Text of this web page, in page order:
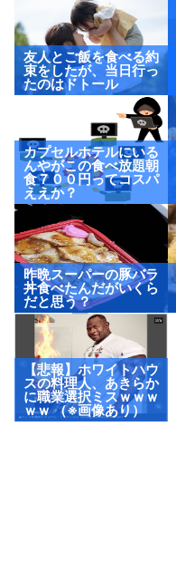
友人とご飯を食べる約
束をしたが、当日行っ
たのはドトール
カプセルホテルにいる
んやがこの食べ放題朝
食７００円ってコスパ
ええか？
昨晩スーパーの豚バラ
丼食べたんだがいくら
だと思う？
【悲報】ホワイトハウ
スの料理人、あきらか
に職業選択ミスｗｗｗ
ｗｗ （※画像あり）